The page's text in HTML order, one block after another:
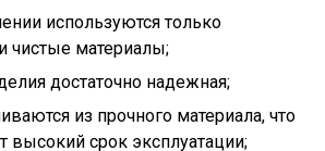
используются только
чистые материалы;
достаточно надежная;
из прочного материала, что
высокий срок эксплуатации;